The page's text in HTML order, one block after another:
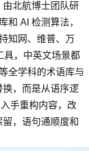
北航博士团队研
和 AI 检测算法，
知网、维普、万
具，中英文场景都
全学科的术语库与
，而是从语序逻
手重构内容，改
，语句通顺度和